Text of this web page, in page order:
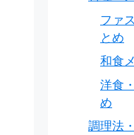
ファ
とめ
和食
洋食
め
調理法